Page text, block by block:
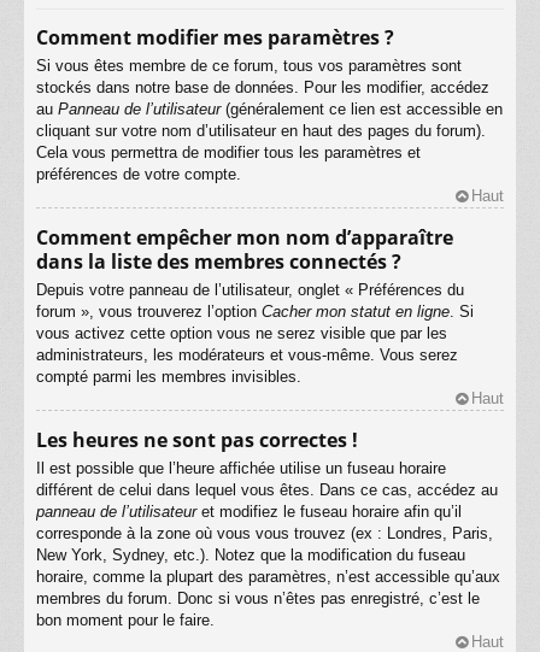
Comment modifier mes paramètres ?
Si vous êtes membre de ce forum, tous vos paramètres sont
stockés dans notre base de données. Pour les modifier, accédez
au Panneau de l’utilisateur(généralement ce lien est accessible en
cliquant sur votre nom d’utilisateur en haut des pages du forum).
Cela vous permettra de modifier tous les paramètres et
préférences de votre compte.
Haut
Comment empêcher mon nom d’apparaître
dans la liste des membres connectés ?
Depuis votre panneau de l’utilisateur, onglet « Préférences du
forum », vous trouverez l’option Cacher mon statut en ligne . Si
vous activez cette option vous ne serez visible que par les
administrateurs, les modérateurs et vous-même. Vous serez
compté parmi les membres invisibles.
Haut
Les heures ne sont pas correctes !
Il est possible que l’heure affichée utilise un fuseau horaire
différent de celui dans lequel vous êtes. Dans ce cas, accédez au
panneau de l’utilisateuret modifiez le fuseau horaire afin qu’il
corresponde à la zone où vous vous trouvez (ex : Londres, Paris,
New York, Sydney, etc.). Notez que la modification du fuseau
horaire, comme la plupart des paramètres, n’est accessible qu’aux
membres du forum. Donc si vous n’êtes pas enregistré, c’est le
bon moment pour le faire.
Haut